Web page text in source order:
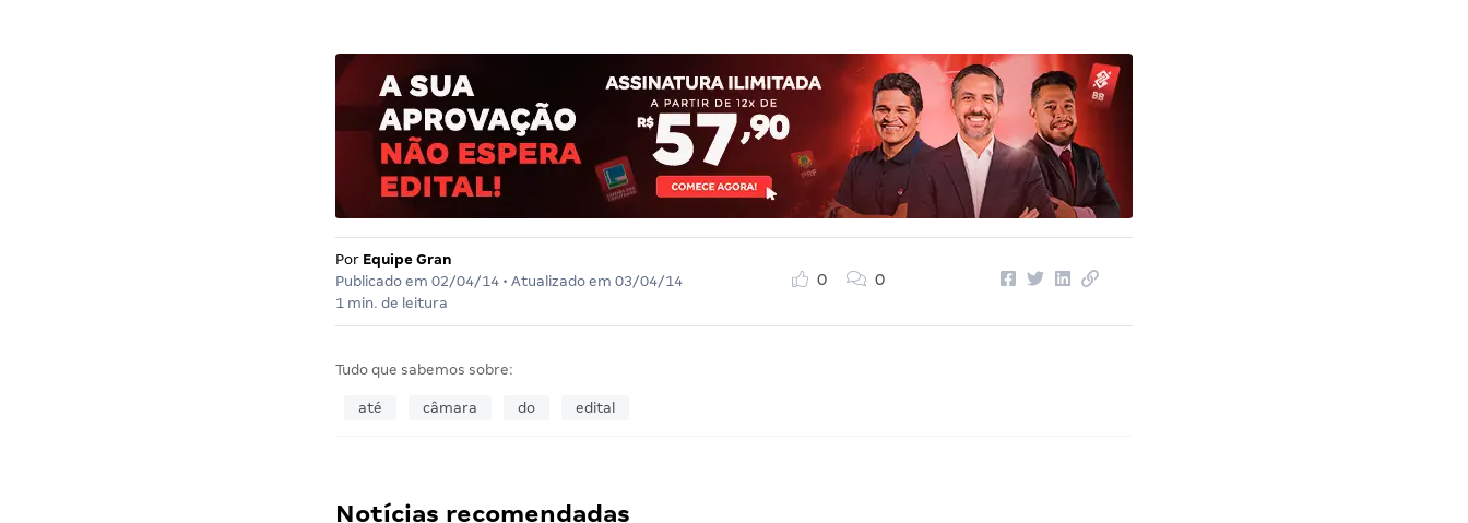
Por Equipe Gran
Publicado em 02/04/14• Atualizado em 03/04/14
1 min. de leitura
0 0
Tudo que sabemos sobre:
até câmara do edital
Notícias recomendadas